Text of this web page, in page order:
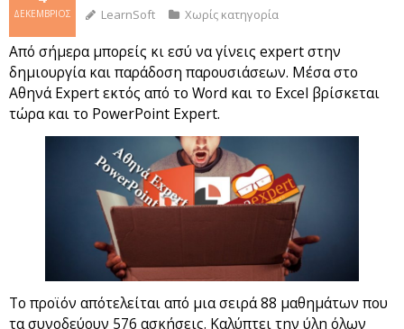
ΔΕΚΈΜΒΡΙΟΣ LearnSoft Χωρίς κατηγορία
Από σήμερα μπορείς κι εσύ να γίνεις expert στην
δημιουργία και παράδοση παρουσιάσεων. Μέσα στο
Αθηνά Expert εκτός από το Word και το Excel βρίσκεται
τώρα και το PowerPoint Expert.
Το προϊόν απότελείται από μια σειρά 88 μαθημάτων που
τα συνοδεύουν 576 ασκήσεις. Καλύπτει την ύλη όλων